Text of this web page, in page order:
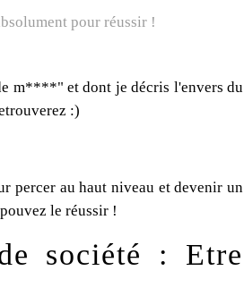
m****" et dont je décris l'envers du
:)
percer au haut niveau et devenir un
le réussir !
société : Etre